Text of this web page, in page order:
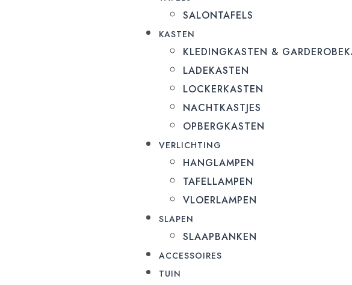
SALONTAFELS
KASTEN
KLEDINGKASTEN &
LADEKASTEN
LOCKERKASTEN
NACHTKASTJES
OPBERGKASTEN
VERLICHTING
HANGLAMPEN
TAFELLAMPEN
VLOERLAMPEN
SLAPEN
SLAAPBANKEN
ACCESSOIRES
TUIN